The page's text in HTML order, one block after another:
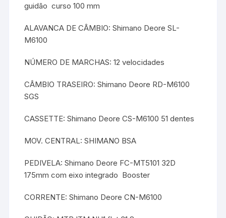
guidão  curso 100 mm
ALAVANCA DE CÂMBIO: Shimano Deore SL-
M6100
NÚMERO DE MARCHAS: 12 velocidades
CÂMBIO TRASEIRO: Shimano Deore RD-M6100
SGS
CASSETTE: Shimano Deore CS-M6100 51 dentes
MOV. CENTRAL: SHIMANO BSA
PEDIVELA: Shimano Deore FC-MT5101 32D
175mm com eixo integrado  Booster
CORRENTE: Shimano Deore CN-M6100